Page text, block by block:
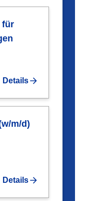
für
Details
m/d)
Details